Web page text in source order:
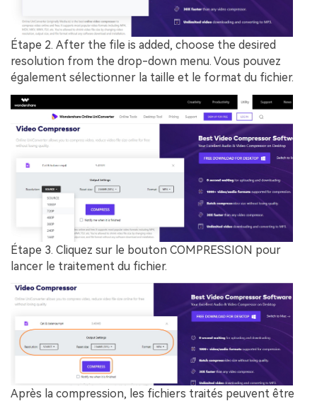
Étape 2. After the file is added, choose the desired
resolution from the drop-down menu. Vous pouvez
également sélectionner la taille et le format du fichier.
Étape 3. Cliquez sur le bouton COMPRESSION pour
lancer le traitement du fichier.
Après la compression, les fichiers traités peuvent être